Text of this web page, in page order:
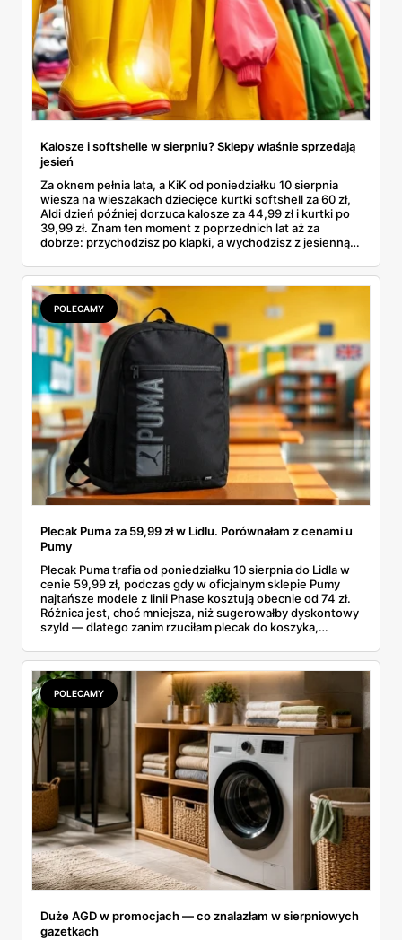
Kalosze i softshelle w sierpniu? Sklepy właśnie sprzedają
jesień
Za oknem pełnia lata, a KiK od poniedziałku 10 sierpnia
wiesza na wieszakach dziecięce kurtki softshell za 60 zł,
Aldi dzień później dorzuca kalosze za 44,99 zł i kurtki po
39,99 zł. Znam ten moment z poprzednich lat aż za
dobrze: przychodzisz po klapki, a wychodzisz z jesienną
pojawi się w gazetkach w przyszłym tygodniu i czy jest
sens kupować jesień, zanim skończą się wakacje.
POLECAMY
Plecak Puma za 59,99 zł w Lidlu. Porównałam z cenami u
Pumy
Plecak Puma trafia od poniedziałku 10 sierpnia do Lidla w
cenie 59,99 zł, podczas gdy w oficjalnym sklepie Pumy
najtańsze modele z linii Phase kosztują obecnie od 74 zł.
Różnica jest, choć mniejsza, niż sugerowałby dyskontowy
szyld — dlatego zanim rzuciłam plecak do koszyka,
rozpiska: co dokładnie sprzedaje Lidl, ile kosztują
odpowiedniki u producenta i komu ten zakup naprawdę
się opłaci.
POLECAMY
Duże AGD w promocjach — co znalazłam w sierpniowych
gazetkach